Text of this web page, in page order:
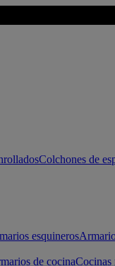
Colchones de
esquineros
de cocinaCocinas